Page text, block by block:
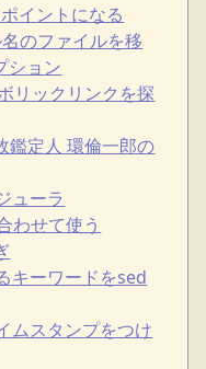
イントになる
のファイルを移
ション
リックリンクを探
定人 環倫一郎の
ューラ
わせて使う
キーワードをsed
ムスタンプをつけ